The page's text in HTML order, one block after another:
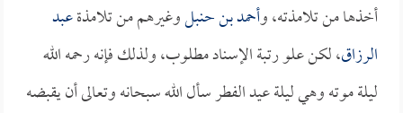
أخذها من تلامذته، وأحمد بن حنبلوغيرهم من تلامذةعبد
الرزاق، لكن علو رتبة الإسناد مطلوب، ولذلك فإنه رحمه الله
ليلة موته وهي ليلة عيد الفطر سأل الله سبحانه وتعالى أن يقبضه